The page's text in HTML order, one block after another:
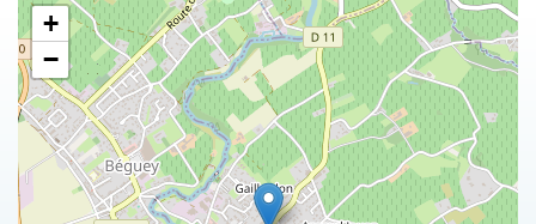
+
−